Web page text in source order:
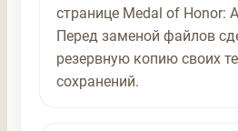
странице Medal of Honor:
Перед заменой файлов
резервную копию своих
сохранений.